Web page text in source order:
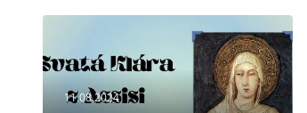
11.08.2024